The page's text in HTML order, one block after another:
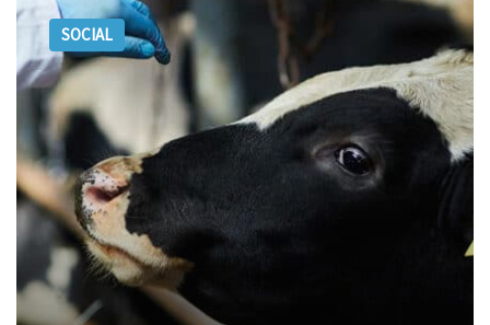
Ploaie
gheață,
în
aprilie.
Presa
locală
publică
imagini
SOCIAL